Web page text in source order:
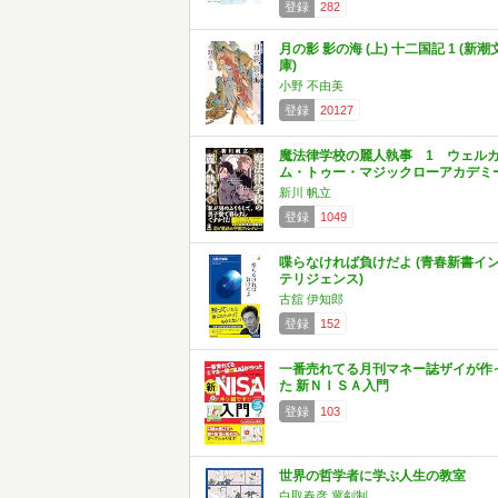
登録 282
月の影 影の海 (上) 十二国記 1 (新潮
庫)
小野 不由美
登録
20127
魔法律学校の麗人執事 1 ウェルカ
ム・トゥー・マジックローアカデミ
新川 帆立
登録
1049
喋らなければ負けだよ (青春新書イ
テリジェンス)
古舘 伊知郎
登録
152
一番売れてる月刊マネー誌ザイが作
た 新ＮＩＳＡ入門
登録 103
世界の哲学者に学ぶ人生の教室